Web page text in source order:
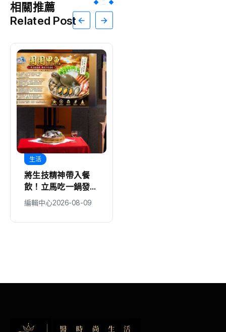
相關推薦
Related Post
生活
將生技精神帶入餐
飲！立馬吃一鍋發表
全新「團團甲魚鍋」
編輯中心2026-08-09